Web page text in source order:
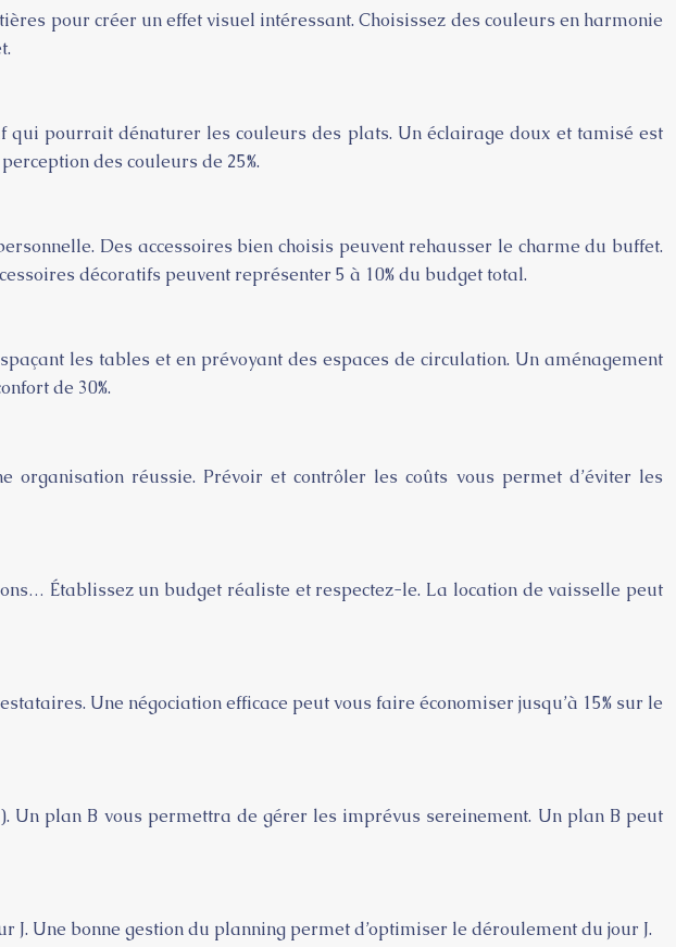
pour créer un effet visuel intéressant. Choisissez des couleurs en harmonie
qui pourrait dénaturer les couleurs des plats. Un éclairage doux et tamisé est
des couleurs de 25%.
Des accessoires bien choisis peuvent rehausser le charme du buffet.
décoratifs peuvent représenter 5 à 10% du budget total.
les tables et en prévoyant des espaces de circulation. Un aménagement
de 30%.
réussie. Prévoir et contrôler les coûts vous permet d’éviter les
Établissez un budget réaliste et respectez-le. La location de vaisselle peut
Une négociation efficace peut vous faire économiser jusqu’à 15% sur le
plan B vous permettra de gérer les imprévus sereinement. Un plan B peut
Une bonne gestion du planning permet d’optimiser le déroulement du jour J.